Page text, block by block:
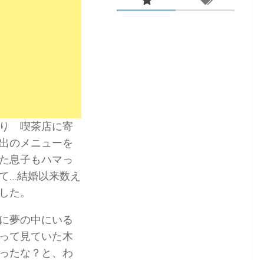
り 喫茶店に寄
のメニューを
息子もハマっ
…結婚以来数え
た。
夢の中にいる
て見ていた木
たな？と、わ